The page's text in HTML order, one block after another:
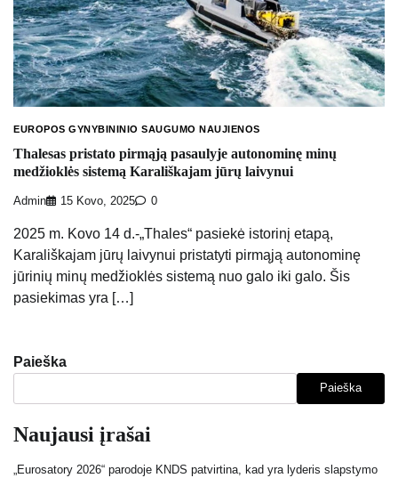
EUROPOS GYNYBININIO SAUGUMO NAUJIENOS
Thalesas pristato pirmąją pasaulyje autonominę minų
medžioklės sistemą Karališkajam jūrų laivynui
Admin 15 Kovo, 2025 0
2025 m. Kovo 14 d.-„Thales“ pasiekė istorinį etapą,
Karališkajam jūrų laivynui pristatyti pirmąją autonominę
jūrinių minų medžioklės sistemą nuo galo iki galo. Šis
pasiekimas yra […]
Paieška
Paieška
Naujausi įrašai
„Eurosatory 2026“ parodoje KNDS patvirtina, kad yra lyderis slapstymo